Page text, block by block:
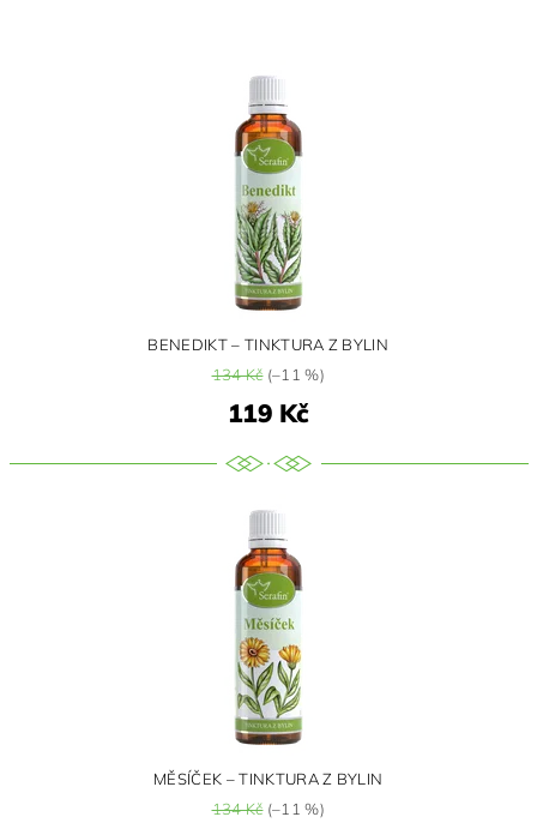
BENEDIKT – TINKTURA Z BYLIN
134 Kč(–11 %)
119 Kč
MĚSÍČEK – TINKTURA Z BYLIN
134 Kč(–11 %)